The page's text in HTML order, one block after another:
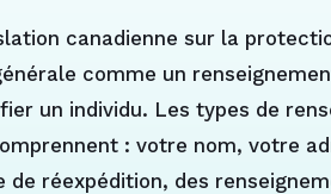
canadienne sur la
comme un
un individu. Les types de
: votre nom, votre
de réexpédition, des